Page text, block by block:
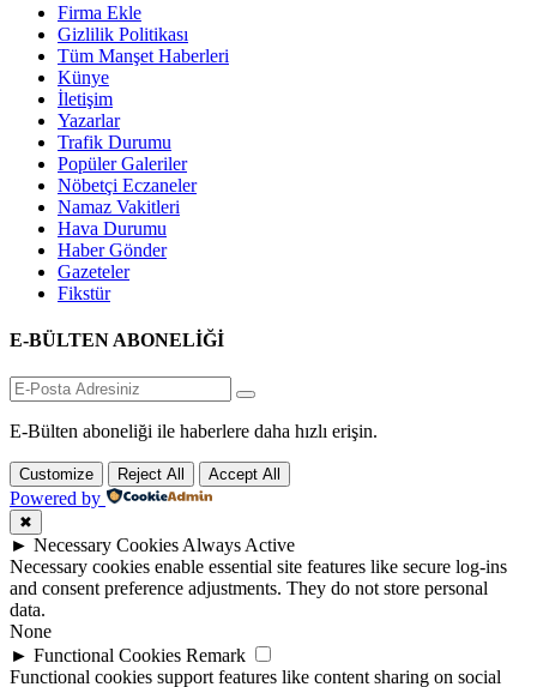
Firma Ekle
Gizlilik Politikası
Tüm Manşet Haberleri
Künye
İletişim
Yazarlar
Trafik Durumu
Popüler Galeriler
Nöbetçi Eczaneler
Namaz Vakitleri
Hava Durumu
Haber Gönder
Gazeteler
Fikstür
E-BÜLTEN ABONELİĞİ
E-Bülten aboneliği ile haberlere daha hızlı erişin.
Customize Reject All Accept All
Powered by
✖
► Necessary Cookies Always Active
Necessary cookies enable essential site features like secure log-ins
and consent preference adjustments. They do not store personal
data.
None
► Functional Cookies Remark
Functional cookies support features like content sharing on social